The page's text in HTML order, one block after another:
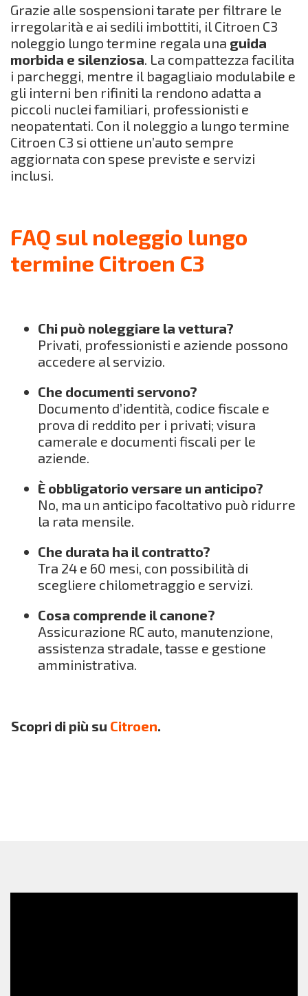
Grazie alle sospensioni tarate per filtrare le
irregolarità e ai sedili imbottiti, il Citroen C3
noleggio lungo termine regala una guida
morbida e silenziosa. La compattezza facilita
i parcheggi, mentre il bagagliaio modulabile e
gli interni ben rifiniti la rendono adatta a
piccoli nuclei familiari, professionisti e
neopatentati. Con il noleggio a lungo termine
Citroen C3 si ottiene un’auto sempre
aggiornata con spese previste e servizi
inclusi.
FAQ sul noleggio lungo
termine Citroen C3
Chi può noleggiare la vettura?
Privati, professionisti e aziende possono
accedere al servizio.
Che documenti servono?
Documento d’identità, codice fiscale e
prova di reddito per i privati; visura
camerale e documenti fiscali per le
aziende.
È obbligatorio versare un anticipo?
No, ma un anticipo facoltativo può ridurre
la rata mensile.
Che durata ha il contratto?
Tra 24 e 60 mesi, con possibilità di
scegliere chilometraggio e servizi.
Cosa comprende il canone?
Assicurazione RC auto, manutenzione,
assistenza stradale, tasse e gestione
amministrativa.
Scopri di più su Citroen.